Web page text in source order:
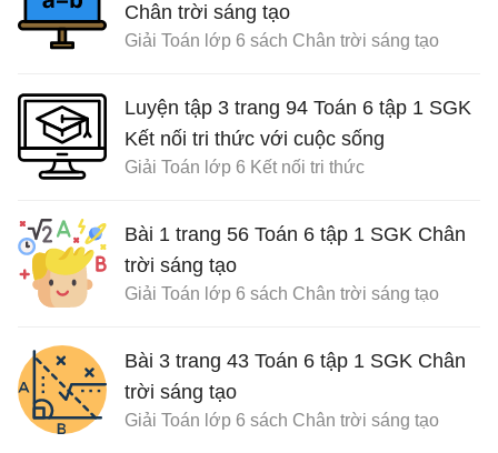
Chân trời sáng tạo
Giải Toán lớp 6 sách Chân trời sáng tạo
Luyện tập 3 trang 94 Toán 6 tập 1 SGK
Kết nối tri thức với cuộc sống
Giải Toán lớp 6 Kết nối tri thức
Bài 1 trang 56 Toán 6 tập 1 SGK Chân
trời sáng tạo
Giải Toán lớp 6 sách Chân trời sáng tạo
Bài 3 trang 43 Toán 6 tập 1 SGK Chân
trời sáng tạo
Giải Toán lớp 6 sách Chân trời sáng tạo